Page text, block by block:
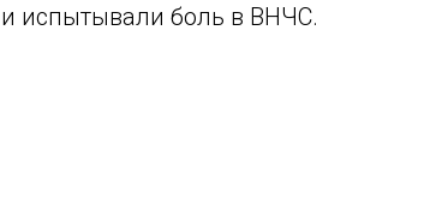
испытывали боль в ВНЧС.